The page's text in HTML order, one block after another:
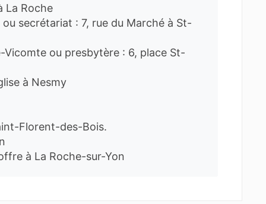
La Roche
secrétariat : 7, rue du Marché à St-
Vicomte ou presbytère : 6, place St-
à Nesmy
Florent-des-Bois.
à La Roche-sur-Yon